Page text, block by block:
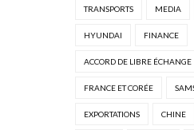
TRANSPORTS MEDIA
HYUNDAI FINANCE
ACCORD DE LIBRE ÉCHANGE
FRANCE ET CORÉE
EXPORTATIONS CHINE